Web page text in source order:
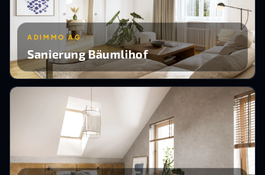
ADIMMO AG
Sanierung Bäumlihof